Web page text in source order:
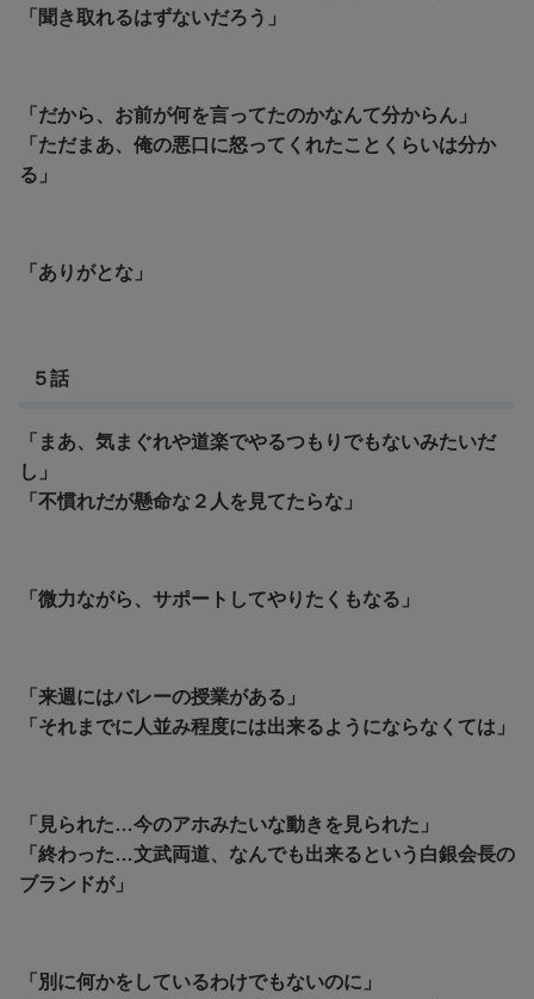
「聞き取れるはずないだろう」
「だから、お前が何を言ってたのかなんて分からん」
「ただまあ、俺の悪口に怒ってくれたことくらいは分か
る」
「ありがとな」
５話
「まあ、気まぐれや道楽でやるつもりでもないみたいだ
し」
「不慣れだが懸命な２人を見てたらな」
「微力ながら、サポートしてやりたくもなる」
「来週にはバレーの授業がある」
「それまでに人並み程度には出来るようにならなくては」
「見られた…今のアホみたいな動きを見られた」
「終わった…文武両道、なんでも出来るという白銀会長の
ブランドが」
「別に何かをしているわけでもないのに」